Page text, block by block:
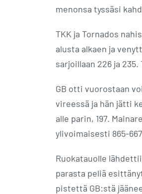
menonsa tyssäsi
TKK ja Tornados
alusta alkaen ja
sarjoillaan 226 ja
GB otti vuorostaan
vireessä ja hän jätti
alle parin, 197.
ylivoimaisesti 865-
Ruokatauolle
parasta peliä
pistettä GB:stä